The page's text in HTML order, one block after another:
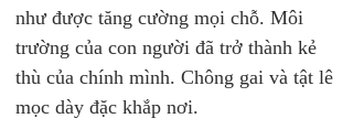
như được tăng cường mọi chỗ. Môi
trường của con người đã trở thành kẻ
thù của chính mình. Chông gai và tật lê
mọc dày đặc khắp nơi.